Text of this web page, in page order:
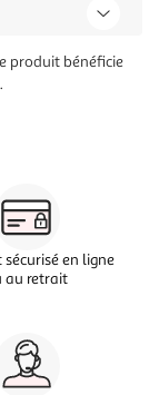
produit bénéficie
sécurisé en ligne
au retrait